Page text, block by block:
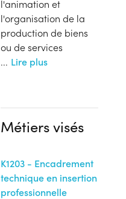
l'animation et
l'organisation de la
production de biens
ou de services
... Lire plus
Métiers visés
K1203 - Encadrement
technique en insertion
professionnelle